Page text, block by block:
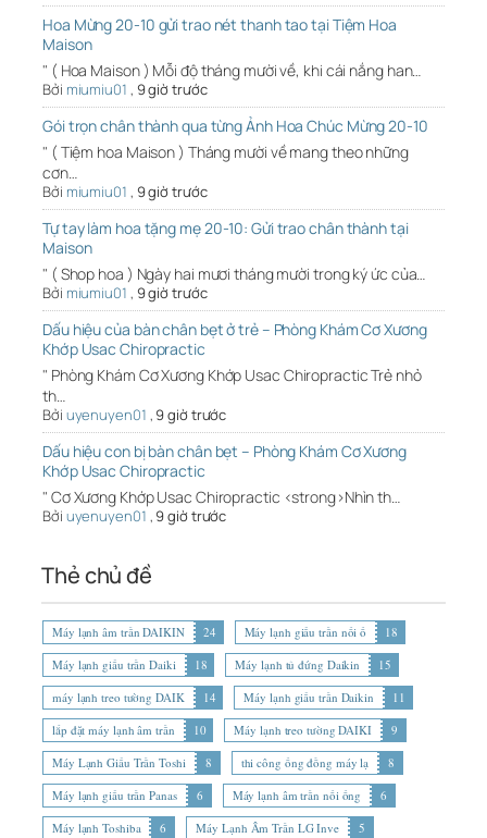
Hoa Mừng 20-10 gửi trao nét thanh tao tại Tiệm Hoa
Maison
" ( Hoa Maison ) Mỗi độ tháng mười về, khi cái nắng han…
Bởi miumiu01 , 9 giờ trước
Gói trọn chân thành qua từng Ảnh Hoa Chúc Mừng 20-10
" ( Tiệm hoa Maison ) Tháng mười về mang theo những
cơn…
Bởi miumiu01 , 9 giờ trước
Tự tay làm hoa tặng mẹ 20-10: Gửi trao chân thành tại
Maison
" ( Shop hoa ) Ngày hai mươi tháng mười trong ký ức của…
Bởi miumiu01 , 9 giờ trước
Dấu hiệu của bàn chân bẹt ở trẻ – Phòng Khám Cơ Xương
Khớp Usac Chiropractic
" Phòng Khám Cơ Xương Khớp Usac Chiropractic Trẻ nhỏ
th…
Bởi uyenuyen01 ,9 giờ trước
Dấu hiệu con bị bàn chân bẹt – Phòng Khám Cơ Xương
Khớp Usac Chiropractic
" Cơ Xương Khớp Usac Chiropractic <strong>Nhìn th…
Bởi uyenuyen01 ,9 giờ trước
Thẻ chủ đề
Máy lạnh âm trần DAIKIN 24 Máy lạnh giấu trần nối ố
18
Máy lạnh giấu trần Daiki
18 Máy lạnh tủ đứng Daikin
15
máy lạnh treo tường DAIK
14 Máy lạnh giấu trần Daikin
11
lắp đặt máy lạnh âm trần
10 Máy lạnh treo tường DAIKI
9
Máy Lạnh Giấu Trần Toshi
8 thi công ống đồng máy lạ
8
Máy lạnh giấu trần Panas
6 Máy lạnh âm trần nối ống
6
Máy lạnh Toshiba
6 Máy Lạnh Âm Trần LG Inve
5